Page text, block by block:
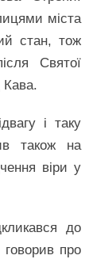
міста
стан, тож
Святої
Кава.
і таку
також на
віри у
до
про